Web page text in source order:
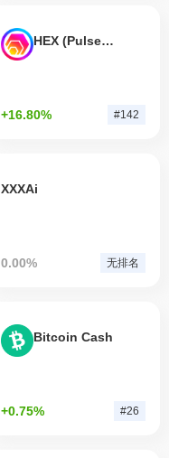
HEX (Pulsechain)
+16.80% #142
XXXAi
0.00% 无排名
Bitcoin Cash
+0.75% #26